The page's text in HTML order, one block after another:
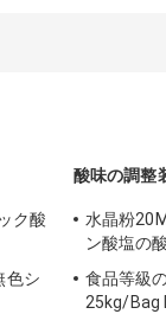
ク酸
色シ
酸味の調整
水晶粉
ン酸塩の
食品等級
25kg/Bag